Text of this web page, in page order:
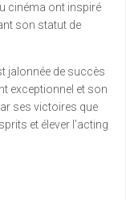
cinéma ont inspiré
son statut de
jalonnée de succès
exceptionnel et son
ses victoires que
et élever l’acting